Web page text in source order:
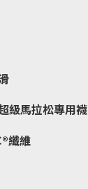
級馬拉松專用襪
纖維